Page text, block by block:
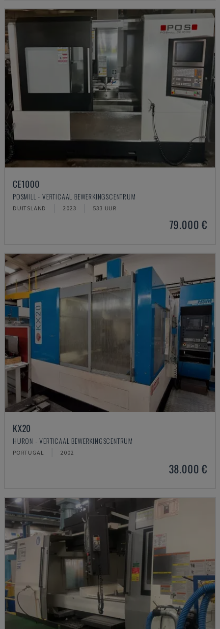
CE1000
POSMILL - VERTICAAL BEWERKINGSCENTRUM
DUITSLAND 2023 533 UUR
79.000 €
KX20
HURON - VERTICAAL BEWERKINGSCENTRUM
PORTUGAL 2002
38.000 €